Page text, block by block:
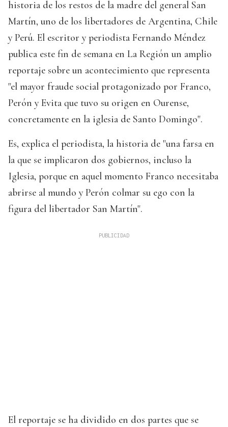
historia de los restos de la madre del general San
Martín, uno de los libertadores de Argentina, Chile
y Perú. El escritor y periodista Fernando Méndez
publica este fin de semana en La Región un amplio
reportaje sobre un acontecimiento que representa
"el mayor fraude social protagonizado por Franco,
Perón y Evita que tuvo su origen en Ourense,
concretamente en la iglesia de Santo Domingo".
Es, explica el periodista, la historia de "una farsa en
la que se implicaron dos gobiernos, incluso la
Iglesia, porque en aquel momento Franco necesitaba
abrirse al mundo y Perón colmar su ego con la
figura del libertador San Martín".
El reportaje se ha dividido en dos partes que se